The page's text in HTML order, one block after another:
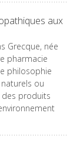
aux
Grecque, née
pharmacie
philosophie
ou
produits